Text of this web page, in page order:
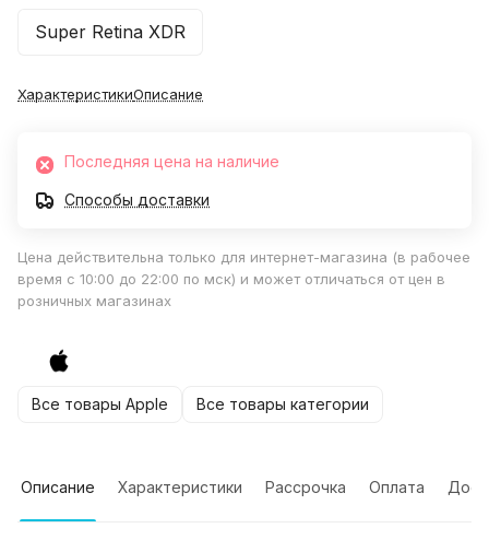
Super Retina XDR
ХарактеристикиОписание
Последняя цена на наличие
Способы доставки
Цена действительна только для интернет-магазина (в рабочее
время с 10:00 до 22:00 по мск) и может отличаться от цен в
розничных магазинах
Все товары Apple Все товары категории
Описание Характеристики Рассрочка Оплата